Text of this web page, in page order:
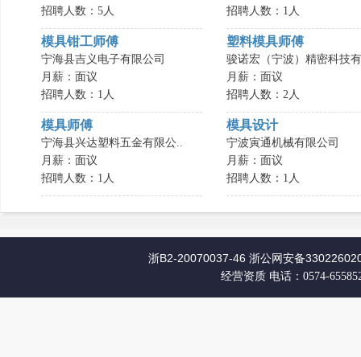
招聘人数：5人
招聘人数：1人
模具钳工师傅
宁海县吉义电子有限公司
月薪：面议
招聘人数：1人
塑料模具师傅
骏诺宏（宁波）精密科技
月薪：面议
招聘人数：2人
模具师傅
宁海县兴达塑料五金有限公..
月薪：面议
招聘人数：1人
模具设计
宁波寅通机械有限公司
月薪：面议
招聘人数：1人
浙B2-20070037-46 浙公网安备
经营资质 电话：0574-